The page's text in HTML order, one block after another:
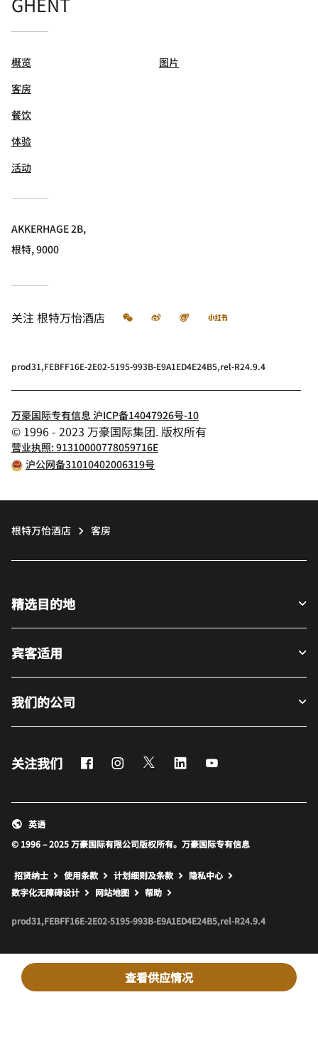
查看供应情况
概览
客房
餐饮
体验
活动
图片
AKKERHAGE 2B,
根特, 9000
关注根特万怡酒店 微信 微博 飞猪 小红书
prod31,FEBFF16E-2E02-5195-993B-E9A1ED4E24B5,rel-R24.9.4
万豪国际专有信息 沪ICP备14047926号-10
© 1996 - 2023 万豪国际集团. 版权所有
营业执照: 91310000778059716E
沪公网备31010402006319号
根特万怡酒店 客房
精选目的地
宾客适用
我们的公司
关注我们 FacebookInstagram
Twitter LinkedIn
© 1996 – 2025 万豪国际有限公司版权所有。万豪国际专有信息
英语
招贤纳士 使用条款 计划细则及条款
隐私中心
数字化无障碍设计
网站地图 打开新窗口
帮助
prod31,FEBFF16E-2E02-5195-993B-E9A1ED4E24B5,rel-R24.9.4